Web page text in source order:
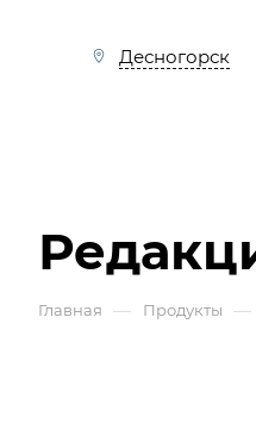
Десногорск
Главная — Продукты —